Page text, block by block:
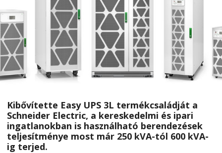
Kibővítette Easy UPS 3L termékcsaládját a
Schneider Electric, a kereskedelmi és ipari
ingatlanokban is használható berendezések
teljesítménye most már 250 kVA-tól 600 kVA-
ig terjed.